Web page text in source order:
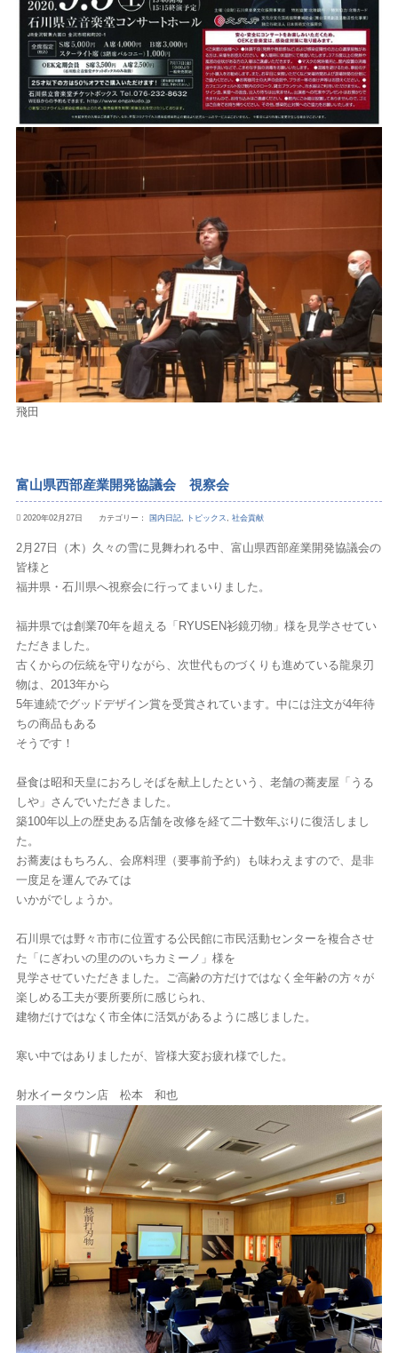
飛田
富山県西部産業開発協議会 視察会
2020年02月27日 カテゴリー： 国内日記 トピックス 社会貢献
2月27日（木）久々の雪に見舞われる中、富山県西部産業開発協議会の
皆様と
福井県・石川県へ視察会に行ってまいりました。
福井県では創業70年を超える「RYUSEN衫鏡刃物」様を見学させてい
ただきました。
古くからの伝統を守りながら、次世代ものづくりも進めている龍泉刃
物は、2013年から
5年連続でグッドデザイン賞を受賞されています。中には注文が4年待
ちの商品もある
そうです！
昼食は昭和天皇におろしそばを献上したという、老舗の蕎麦屋「うる
しや」さんでいただきました。
築100年以上の歴史ある店舗を改修を経て二十数年ぶりに復活しまし
た。
お蕎麦はもちろん、会席料理（要事前予約）も味わえますので、是非
一度足を運んでみては
いかがでしょうか。
石川県では野々市市に位置する公民館に市民活動センターを複合させ
た「にぎわいの里ののいちカミーノ」様を
見学させていただきました。ご高齢の方だけではなく全年齢の方々が
楽しめる工夫が要所要所に感じられ、
建物だけではなく市全体に活気があるように感じました。
寒い中ではありましたが、皆様大変お疲れ様でした。
射水イータウン店 松本 和也